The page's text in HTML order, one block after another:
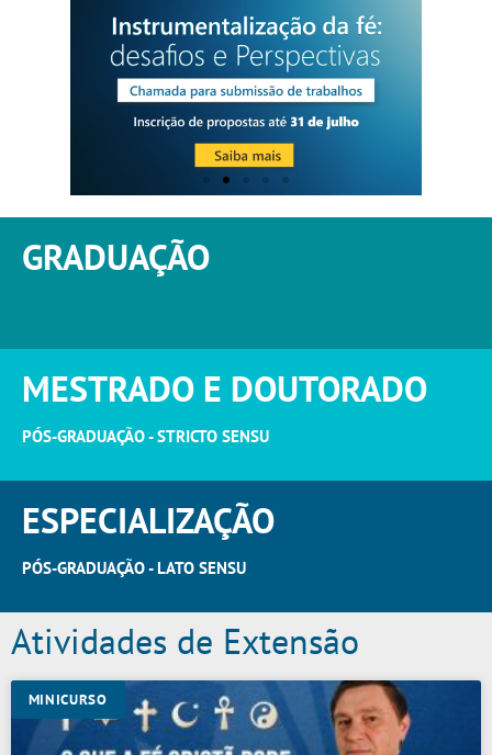
GRADUAÇÃO
MESTRADO E DOUTORADO
PÓS-GRADUAÇÃO - STRICTO SENSU
ESPECIALIZAÇÃO
PÓS-GRADUAÇÃO - LATO SENSU
Atividades de Extensão
MINICURSO